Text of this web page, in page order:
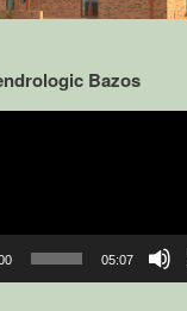
Bazos
05:07